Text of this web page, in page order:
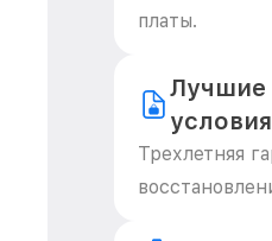
платы.
Лучшие
условия
Трехлетняя